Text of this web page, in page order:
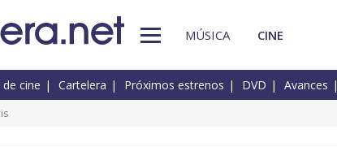
MÚSICA CINE
cine Cartelera Próximos estrenos DVD Avances